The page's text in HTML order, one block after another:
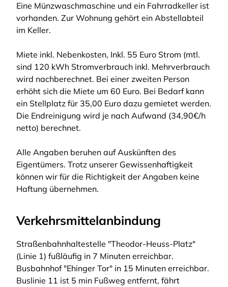
Eine Münzwaschmaschine und ein Fahrradkeller ist
vorhanden. Zur Wohnung gehört ein Abstellabteil
im Keller.
Miete inkl. Nebenkosten, Inkl. 55 Euro Strom (mtl.
sind 120 kWh Stromverbrauch inkl. Mehrverbrauch
wird nachberechnet. Bei einer zweiten Person
erhöht sich die Miete um 60 Euro. Bei Bedarf kann
ein Stellplatz für 35,00 Euro dazu gemietet werden.
Die Endreinigung wird je nach Aufwand (34,90€/h
netto) berechnet.
Alle Angaben beruhen auf Auskünften des
Eigentümers. Trotz unserer Gewissenhaftigkeit
können wir für die Richtigkeit der Angaben keine
Haftung übernehmen.
Verkehrsmittelanbindung
Straßenbahnhaltestelle "Theodor-Heuss-Platz"
(Linie 1) fußläufig in 7 Minuten erreichbar.
Busbahnhof "Ehinger Tor" in 15 Minuten erreichbar.
Buslinie 11 ist 5 min Fußweg entfernt, fährt